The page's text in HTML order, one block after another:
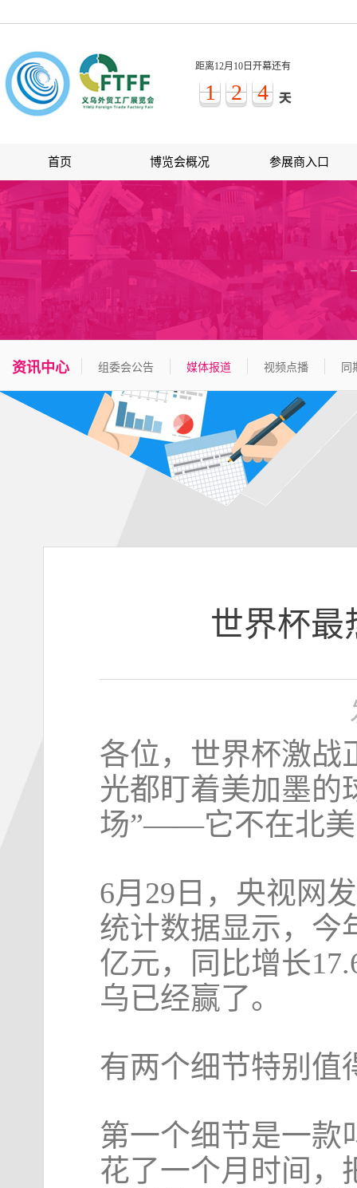
距离12月10日开幕还有
1 2 4
首页 博览会概况 参展商入口
资讯中心 组委会公告 媒体报道 视频点播 同
世界杯最
各位，世界杯激战
光都盯着美加墨的
场”——它不在北美
6月29日，央视网
统计数据显示，今
亿元，同比增长
乌已经赢了。
有两个细节特别值
第一个细节是一款
花了一个月时间，